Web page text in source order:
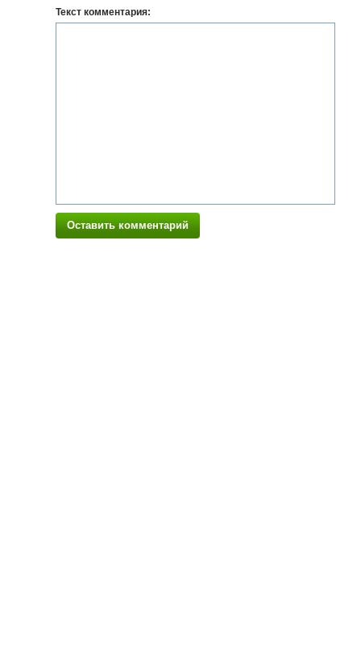
Текст комментария:
Оставить комментарий